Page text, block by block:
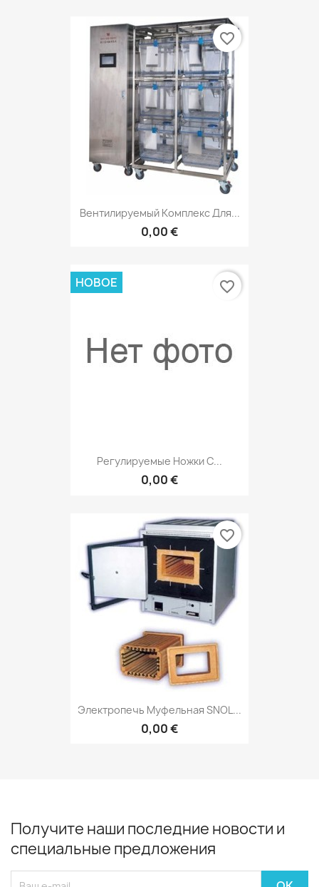
Вентилируемый Комплекс Для...
0,00 €
favorite_border
Регулируемые Ножки С...
0,00 €
НОВОЕ favorite_border
Электропечь Муфельная SNOL...
0,00 €
favorite_border
Получите наши последние новости и
специальные предложения